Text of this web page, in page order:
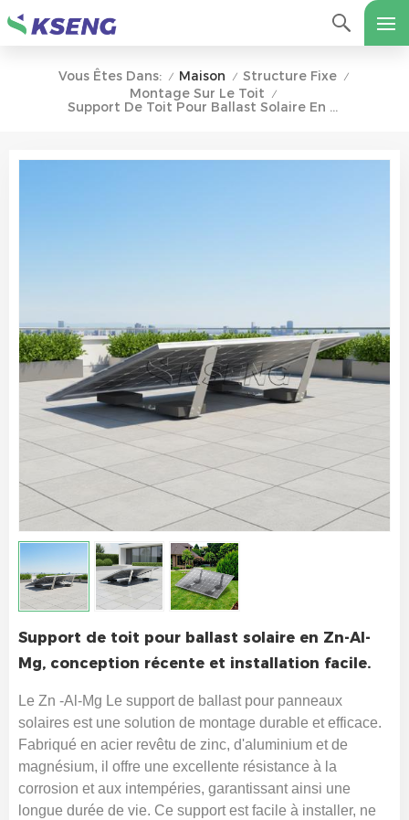
Vous Êtes Dans: / Maison / Structure Fixe /
Montage Sur Le Toit /
Support De Toit Pour Ballast Solaire En Zn-Al-Mg, Conception Récente Et Installation Facile.
Support de toit pour ballast solaire en Zn-Al-
Mg, conception récente et installation facile.
Le Zn -Al-Mg Le support de ballast pour panneaux
solaires est une solution de montage durable et efficace.
Fabriqué en acier revêtu de zinc, d'aluminium et de
magnésium, il offre une excellente résistance à la
corrosion et aux intempéries, garantissant ainsi une
longue durée de vie. Ce support est facile à installer, ne